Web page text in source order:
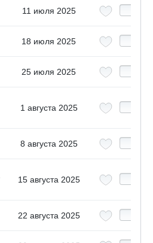
11 июля 2025
18 июля 2025
25 июля 2025
1 августа 2025
8 августа 2025
15 августа 2025
22 августа 2025